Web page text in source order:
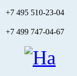
+7 495 510-23-04
+7 499 747-04-